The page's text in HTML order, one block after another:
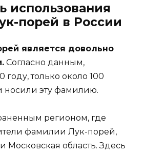
использования
порей в России
является довольно
Согласно данным,
только около 100
носили эту фамилию.
регионом, где
фамилии Лук-порей,
Московская область. Здесь